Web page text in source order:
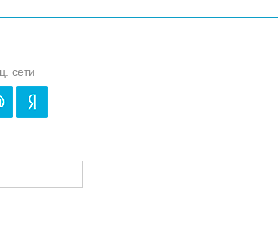
сети